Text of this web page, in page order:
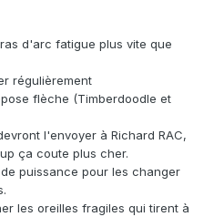
d'arc fatigue plus vite que
régulièrement
flèche (Timberdoodle et
l'envoyer à Richard RAC,
ça coute plus cher.
puissance pour les changer
les oreilles fragiles qui tirent à